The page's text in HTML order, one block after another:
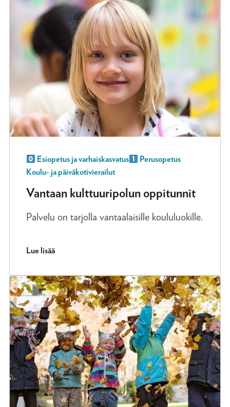
Esiopetus ja varhaiskasvatus
Perusopetus
Koulu- ja päiväkotivierailut
Vantaan kulttuuripolun oppitunnit
Palvelu on tarjolla vantaalaisille koululuokille.
Lue lisää